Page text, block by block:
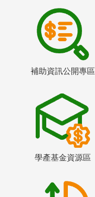
補助資訊公開專區
學產基金資源區